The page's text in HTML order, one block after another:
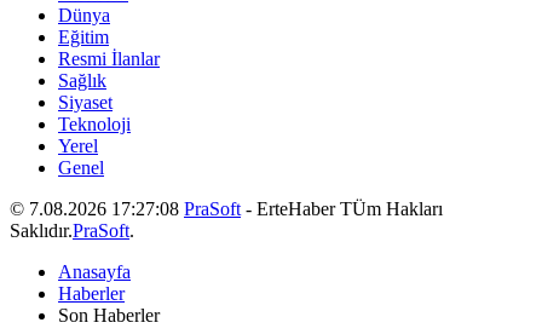
Dünya
Eğitim
Resmi İlanlar
Sağlık
Siyaset
Teknoloji
Yerel
Genel
© 7.08.2026 17:27:08 PraSoft - ErteHaber TÜm Hakları
Saklıdır.PraSoft.
Anasayfa
Haberler
Son Haberler